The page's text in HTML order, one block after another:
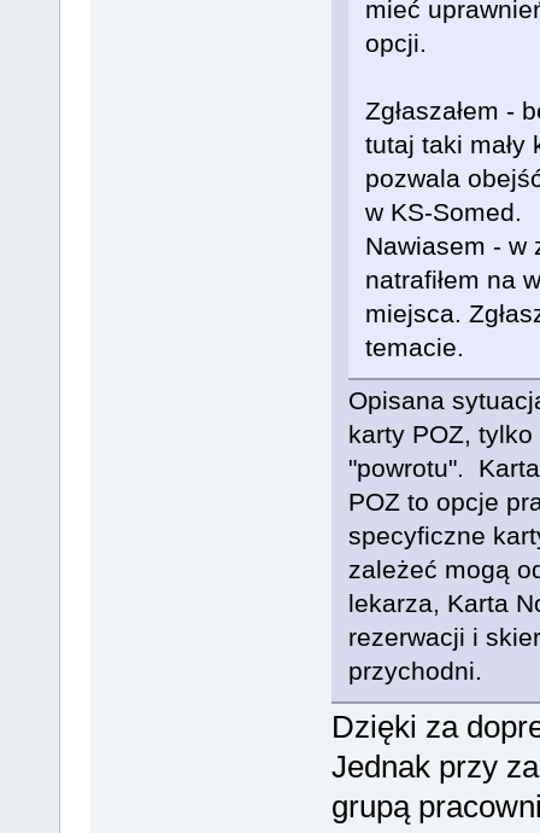
mieć
opcji.
Zgłaszałem -
tutaj taki mały
pozwala
w KS-Somed.
Nawiasem - w
natrafiłem na
miejsca.
temacie.
Opisana
karty POZ,
"powrotu".
POZ to opcje
specyficzne
zależeć mogą
lekarza, Karta
rezerwacji i
przychodni.
Dzięki za
Jednak przy
grupą